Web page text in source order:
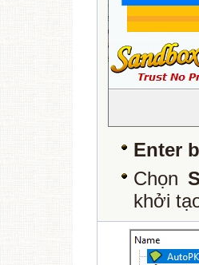
Enter
Chọn
khởi